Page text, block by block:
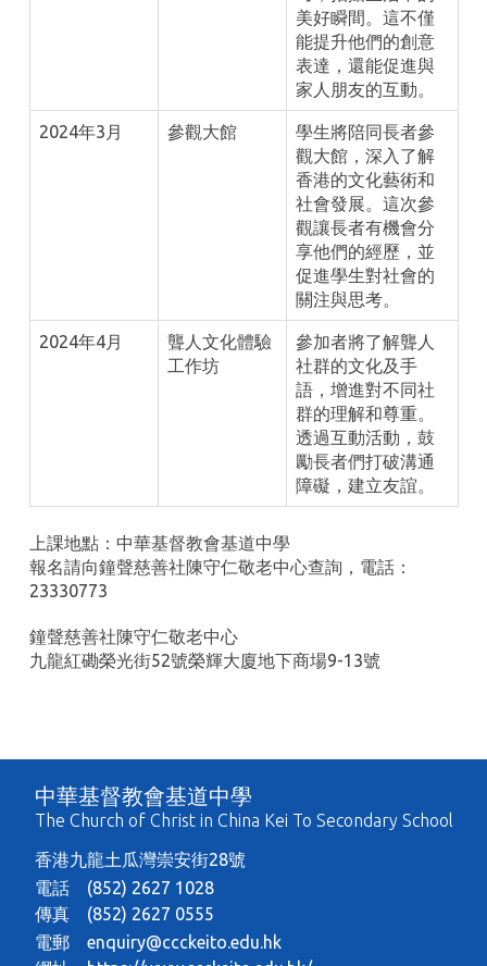
美好瞬間。這不僅
能提升他們的創意
表達，還能促進與
家人朋友的互動。
2024年3月 參觀大館
學生將陪同長者參
觀大館，深入了解
香港的文化藝術和
社會發展。這次參
觀讓長者有機會分
享他們的經歷，並
促進學生對社會的
關注與思考。
2024年4月
聾人文化體驗
工作坊
參加者將了解聾人
社群的文化及手
語，增進對不同社
群的理解和尊重。
透過互動活動，鼓
勵長者們打破溝通
障礙，建立友誼。
上課地點：中華基督教會基道中學
報名請向鐘聲慈善社陳守仁敬老中心查詢，電話：
23330773
鐘聲慈善社陳守仁敬老中心
九龍紅磡榮光街52號榮輝大廈地下商場9-13號
中華基督教會基道中學
The Church of Christ in China Kei To Secondary School
香港九龍土瓜灣崇安街28號
電話 (852) 2627 1028
傳真 (852) 2627 0555
電郵 enquiry@ccckeito.edu.hk